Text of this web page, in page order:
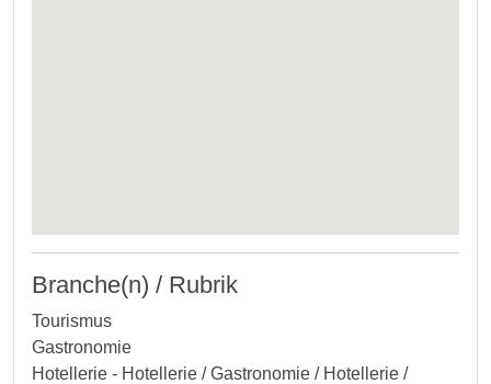
Branche(n) / Rubrik
Tourismus
Gastronomie
Hotellerie - Hotellerie / Gastronomie / Hotellerie /